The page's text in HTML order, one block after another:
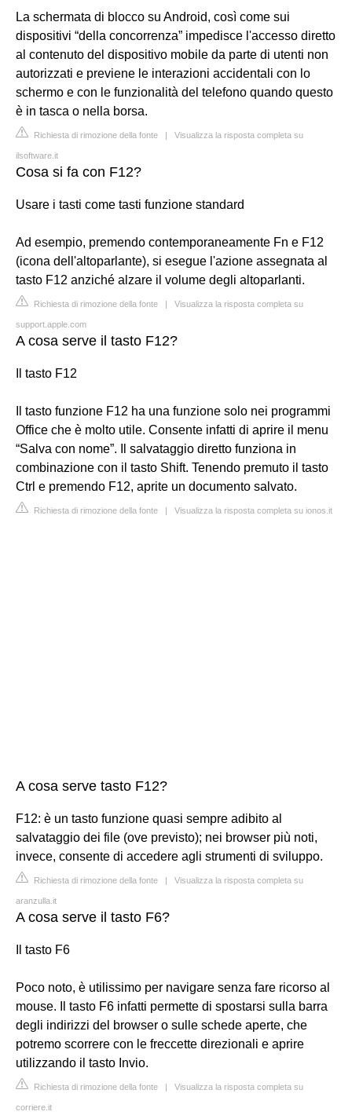
La schermata di blocco su Android, così come sui
dispositivi “della concorrenza” impedisce l'accesso diretto
al contenuto del dispositivo mobile da parte di utenti non
autorizzati e previene le interazioni accidentali con lo
schermo e con le funzionalità del telefono quando questo
è in tasca o nella borsa.
Richiesta di rimozione della fonte | Visualizza la risposta completa su
ilsoftware.it
Cosa si fa con F12?
Usare i tasti come tasti funzione standard
Ad esempio, premendo contemporaneamente Fn e F12
(icona dell'altoparlante), si esegue l'azione assegnata al
tasto F12 anziché alzare il volume degli altoparlanti.
Richiesta di rimozione della fonte | Visualizza la risposta completa su
support.apple.com
A cosa serve il tasto F12?
Il tasto F12
Il tasto funzione F12 ha una funzione solo nei programmi
Office che è molto utile. Consente infatti di aprire il menu
“Salva con nome”. Il salvataggio diretto funziona in
combinazione con il tasto Shift. Tenendo premuto il tasto
Ctrl e premendo F12, aprite un documento salvato.
Richiesta di rimozione della fonte | Visualizza la risposta completa su ionos.it
A cosa serve tasto F12?
F12: è un tasto funzione quasi sempre adibito al
salvataggio dei file (ove previsto); nei browser più noti,
invece, consente di accedere agli strumenti di sviluppo.
Richiesta di rimozione della fonte | Visualizza la risposta completa su
aranzulla.it
A cosa serve il tasto F6?
Il tasto F6
Poco noto, è utilissimo per navigare senza fare ricorso al
mouse. Il tasto F6 infatti permette di spostarsi sulla barra
degli indirizzi del browser o sulle schede aperte, che
potremo scorrere con le freccette direzionali e aprire
utilizzando il tasto Invio.
Richiesta di rimozione della fonte | Visualizza la risposta completa su
corriere.it